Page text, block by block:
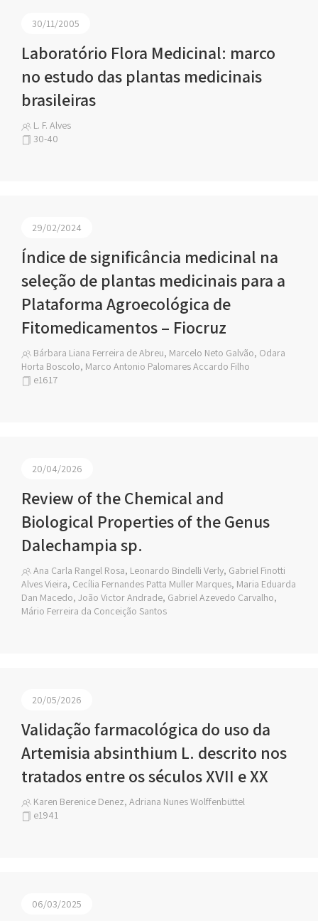
30/11/2005
Laboratório Flora Medicinal: marco
no estudo das plantas medicinais
brasileiras
L. F. Alves
30-40
29/02/2024
Índice de significância medicinal na
seleção de plantas medicinais para a
Plataforma Agroecológica de
Fitomedicamentos – Fiocruz
Bárbara Liana Ferreira de Abreu, Marcelo Neto Galvão, Odara
Horta Boscolo, Marco Antonio Palomares Accardo Filho
e1617
20/04/2026
Review of the Chemical and
Biological Properties of the Genus
Dalechampia sp.
Ana Carla Rangel Rosa, Leonardo Bindelli Verly, Gabriel Finotti
Alves Vieira, Cecília Fernandes Patta Muller Marques, Maria Eduarda
Dan Macedo, João Victor Andrade, Gabriel Azevedo Carvalho,
Mário Ferreira da Conceição Santos
20/05/2026
Validação farmacológica do uso da
Artemisia absinthium L. descrito nos
tratados entre os séculos XVII e XX
Karen Berenice Denez, Adriana Nunes Wolffenbüttel
e1941
06/03/2025